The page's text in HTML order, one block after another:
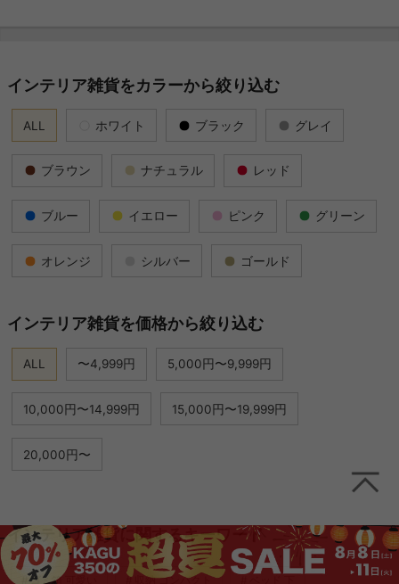
インテリア雑貨をカラーから絞り込む
ALL ホワイト ブラック グレイ
ブラウン ナチュラル レッド
ブルー イエロー ピンク グリーン
オレンジ シルバー ゴールド
インテリア雑貨を価格から絞り込む
ALL 〜4,999円 5,000円〜9,999円
10,000円〜14,999円 15,000円〜19,999円
20,000円〜
インテリア雑貨に関するキーワード
ゴミ箱 可愛い 収納 コンパクト